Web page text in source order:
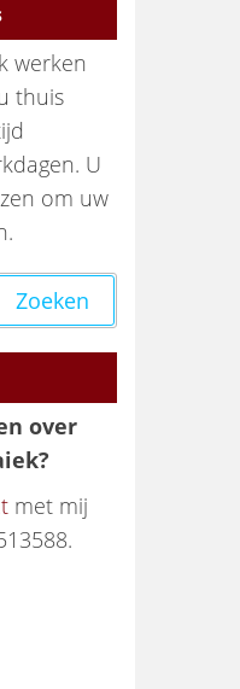
werken
thuis
U
om uw
over
met mij